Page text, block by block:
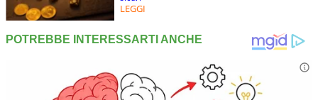
LEGGI